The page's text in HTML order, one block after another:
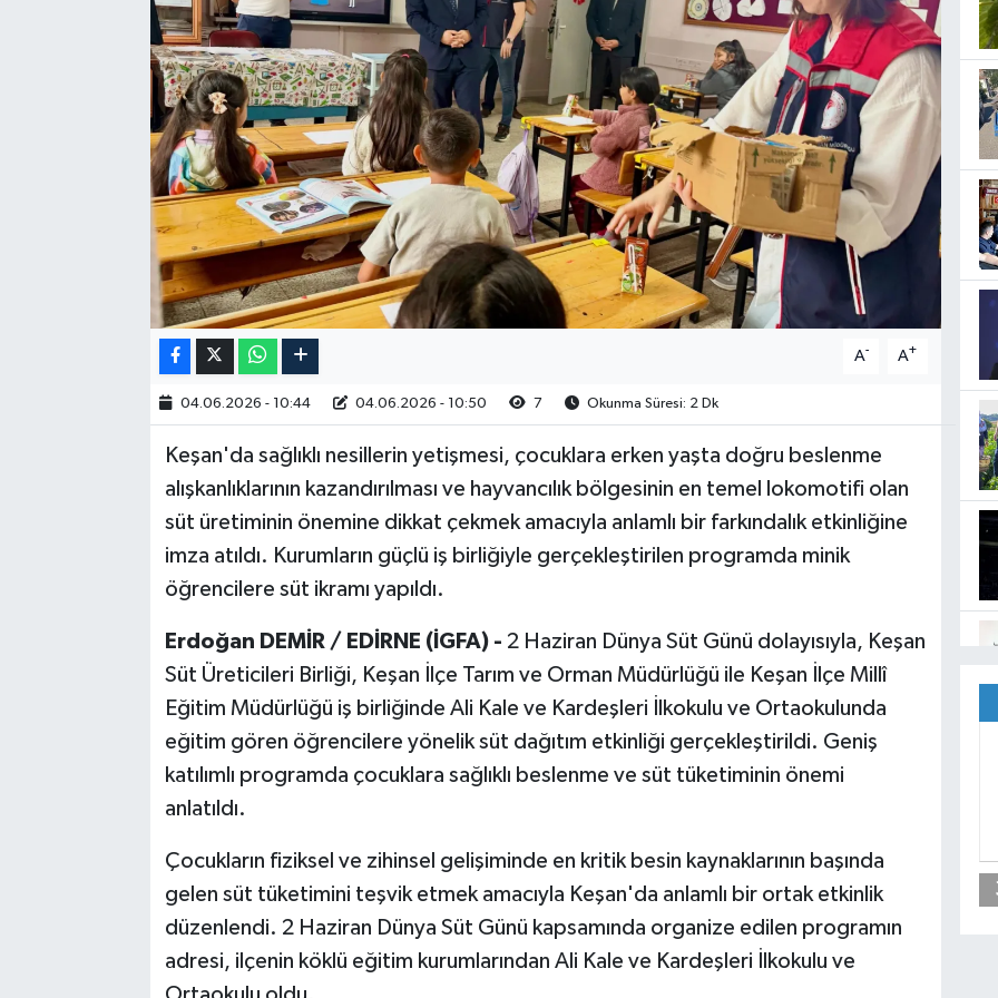
A- A+
04.06.2026 - 10:44 04.06.2026 - 10:50 7 Okunma Süresi: 2 Dk
Keşan'da sağlıklı nesillerin yetişmesi, çocuklara erken yaşta doğru beslenme
alışkanlıklarının kazandırılması ve hayvancılık bölgesinin en temel lokomotifi olan
süt üretiminin önemine dikkat çekmek amacıyla anlamlı bir farkındalık etkinliğine
imza atıldı. Kurumların güçlü iş birliğiyle gerçekleştirilen programda minik
öğrencilere süt ikramı yapıldı.
Erdoğan DEMİR / EDİRNE (İGFA) - 2 Haziran Dünya Süt Günü dolayısıyla, Keşan
Süt Üreticileri Birliği, Keşan İlçe Tarım ve Orman Müdürlüğü ile Keşan İlçe Millî
Eğitim Müdürlüğü iş birliğinde Ali Kale ve Kardeşleri İlkokulu ve Ortaokulunda
eğitim gören öğrencilere yönelik süt dağıtım etkinliği gerçekleştirildi. Geniş
katılımlı programda çocuklara sağlıklı beslenme ve süt tüketiminin önemi
anlatıldı.
Çocukların fiziksel ve zihinsel gelişiminde en kritik besin kaynaklarının başında
gelen süt tüketimini teşvik etmek amacıyla Keşan'da anlamlı bir ortak etkinlik
düzenlendi. 2 Haziran Dünya Süt Günü kapsamında organize edilen programın
adresi, ilçenin köklü eğitim kurumlarından Ali Kale ve Kardeşleri İlkokulu ve
RESMİ İLAN